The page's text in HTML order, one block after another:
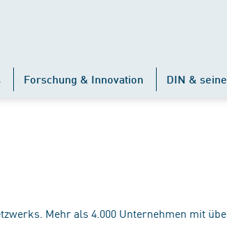
Forschung & Innovation DIN &
Mehr als 4.000 Unternehmen mit